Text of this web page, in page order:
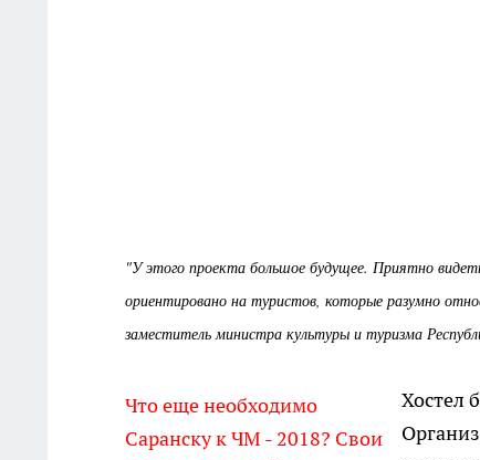
"У этого проекта большое будущее. Приятно
ориентировано на туристов, которые разумно
заместитель министра культуры и туризма
Что еще необходимо
Саранску к ЧМ - 2018? Свои
Хостел